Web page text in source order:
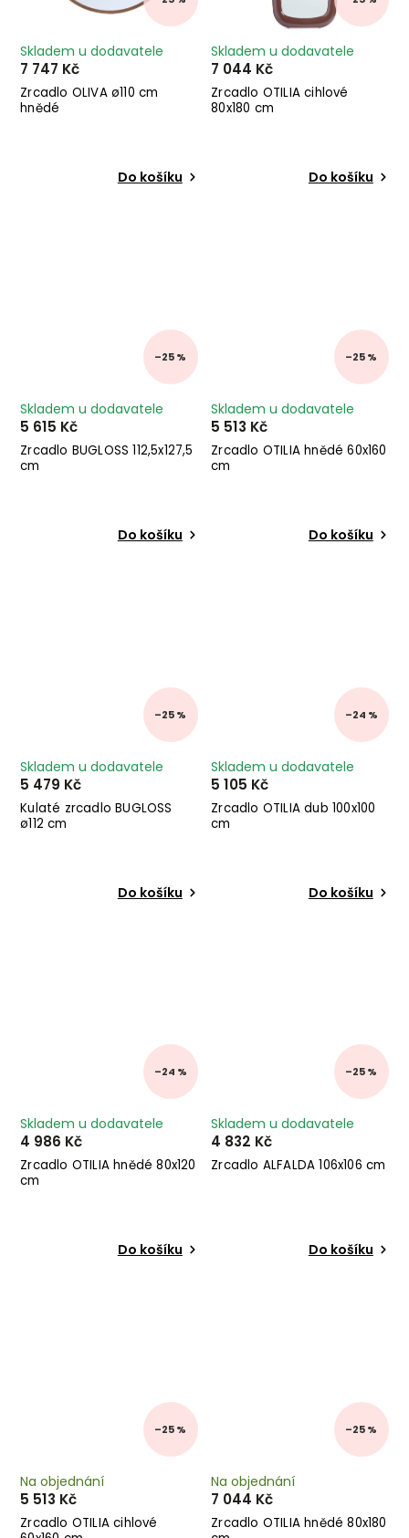
Zrcadlo OLIVA ø110 cm
hnědé
Skladem u dodavatele
7 747 Kč
Do košíku
Zrcadlo OTILIA cihlové
80x180 cm
Skladem u dodavatele
7 044 Kč
Do košíku
–25 %
Zrcadlo BUGLOSS 112,5x127,5
cm
Skladem u dodavatele
5 615 Kč
Do košíku
–25 %
Zrcadlo OTILIA hnědé 60x160
cm
Skladem u dodavatele
5 513 Kč
Do košíku
–25 %
Kulaté zrcadlo BUGLOSS
ø112 cm
Skladem u dodavatele
5 479 Kč
Do košíku
–24 %
Zrcadlo OTILIA dub 100x100
cm
Skladem u dodavatele
5 105 Kč
Do košíku
–24 %
Zrcadlo OTILIA hnědé 80x120
cm
Skladem u dodavatele
4 986 Kč
Do košíku
–25 %
Zrcadlo ALFALDA 106x106 cm
Skladem u dodavatele
4 832 Kč
Do košíku
–25 %
Zrcadlo OTILIA cihlové
Na objednání
5 513 Kč
–25 %
Zrcadlo OTILIA hnědé 80x180
Na objednání
7 044 Kč